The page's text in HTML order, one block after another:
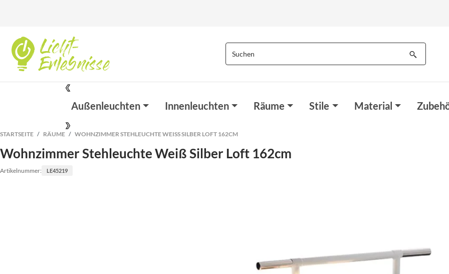
Außenleuchten Innenleuchten Räume Stile Material
STARTSEITE RÄUME WOHNZIMMER STEHLEUCHTE WEISS SILBER LOFT 162CM
Wohnzimmer Stehleuchte Weiß Silber Loft 162cm
Artikelnummer: LE45219